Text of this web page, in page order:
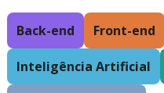
Back-end Front-end
Inteligência Artificial